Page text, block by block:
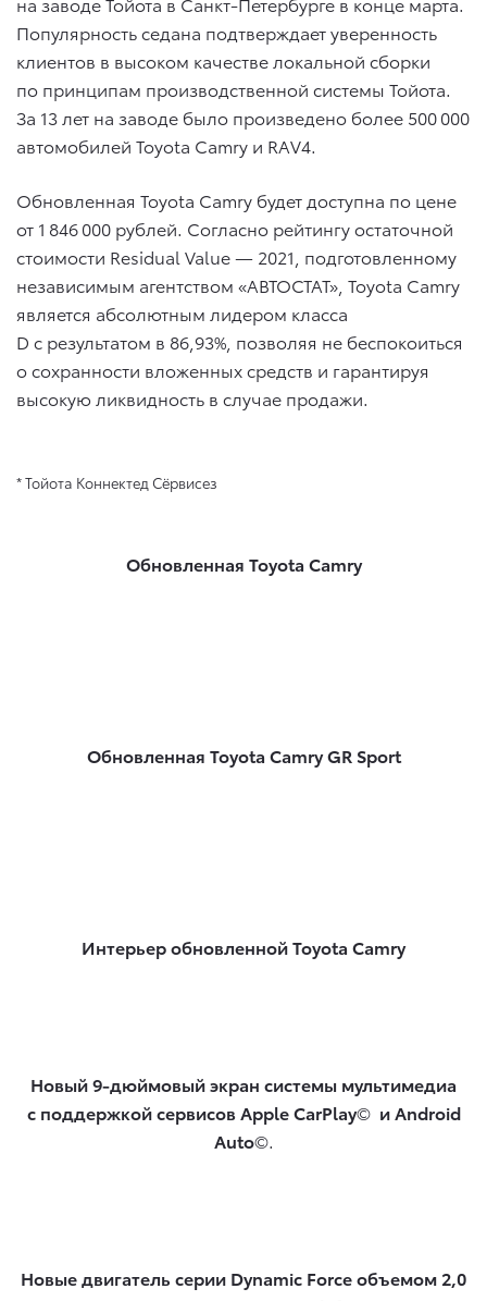
Популярность седана подтверждает уверенность
клиентов в высоком качестве локальной сборки
по принципам производственной системы Тойота.
За 13 лет на заводе было произведено более 500 000
автомобилей Toyota Camry и RAV4.
Обновленная Toyota Camry будет доступна по цене
от 1 846 000 рублей. Согласно рейтингу остаточной
стоимости Residual Value — 2021, подготовленному
независимым агентством «АВТОСТАТ», Toyota Camry
является абсолютным лидером класса
D с результатом в 86,93%, позволяя не беспокоиться
о сохранности вложенных средств и гарантируя
высокую ликвидность в случае продажи.
* Тойота Коннектед Сёрвисез
Обновленная Toyota Camry
Обновленная Toyota Camry GR Sport
Интерьер обновленной Toyota Camry
Новый 9-дюймовый экран системы мультимедиа
с поддержкой сервисов Apple CarPlay© и Android
Auto©.
Новые двигатель серии Dynamic Force объемом 2,0